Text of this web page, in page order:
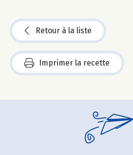
Retour à la liste
Imprimer la recette